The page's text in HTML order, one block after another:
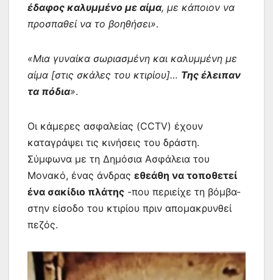
έδαφος καλυμμένο με αίμα, με κάποιον να
προσπαθεί να το βοηθήσει».
«Μια γυναίκα σωριασμένη και καλυμμένη με
αίμα [στις σκάλες του κτιρίου]… Της έλειπαν
τα πόδια».
Οι κάμερες ασφαλείας (CCTV) έχουν
καταγράψει τις κινήσεις του δράστη.
Σύμφωνα με τη Δημόσια Ασφάλεια του
Μονακό, ένας άνδρας εθεάθη να τοποθετεί
ένα σακίδιο πλάτης -που περιείχε τη βόμβα-
στην είσοδο του κτιρίου πριν απομακρυνθεί
πεζός.